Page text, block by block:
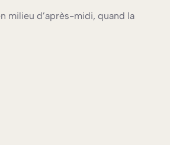
milieu d’après-midi, quand la